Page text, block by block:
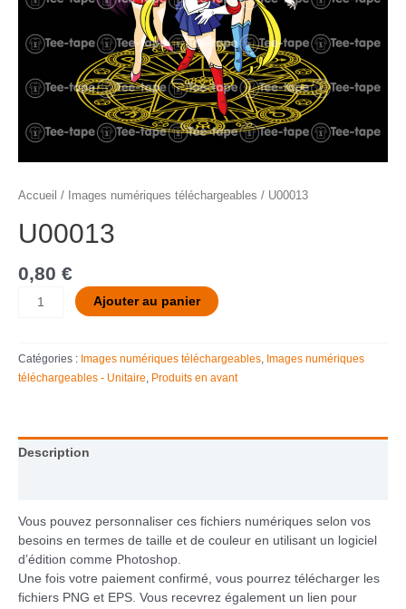
Accueil / Images numériques téléchargeables / U00013
U00013
0,80 €
Ajouter au panier
Catégories : Images numériques téléchargeables Images numériques
téléchargeables - Unitaire Produits en avant
Description
Vous pouvez personnaliser ces fichiers numériques selon vos
besoins en termes de taille et de couleur en utilisant un logiciel
d’édition comme Photoshop.
Une fois votre paiement confirmé, vous pourrez télécharger les
fichiers PNG et EPS. Vous recevrez également un lien pour